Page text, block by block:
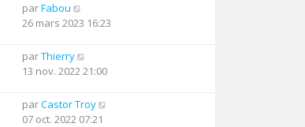
parFabou
26 mars 2023 16:23
parThierry
13 nov. 2022 21:00
parCastor Troy
07 oct. 2022 07:21